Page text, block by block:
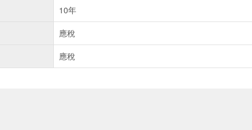
10年
應稅
應稅